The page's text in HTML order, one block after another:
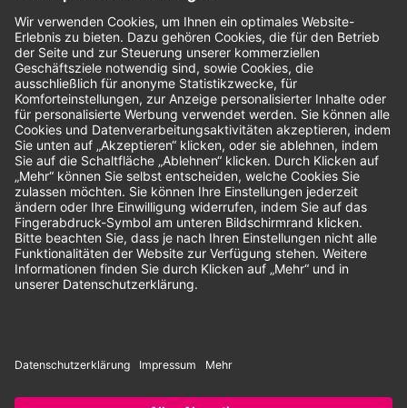
Bewertungen
Unsere Zahlungsarten:
Rechnung SEPA-Lastschrift Vorkasse